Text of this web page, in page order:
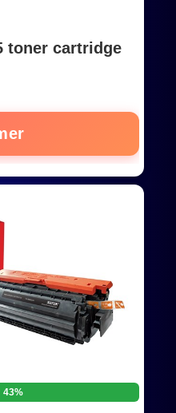
toner cartridge
43%